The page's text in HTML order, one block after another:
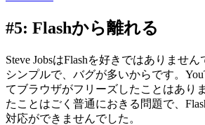
#5: Flashから離れる
Steve JobsはFlashを好きではありませ
シンプルで、バグが多いからです。
てブラウザがフリーズしたことはあ
たことはごく普通におきる問題で、
対応ができませんでした。